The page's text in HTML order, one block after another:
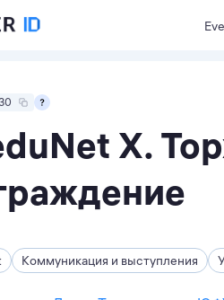
X.
Коммуникация и выступления